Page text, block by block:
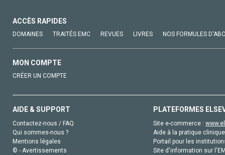
ACCÈS RAPIDES
DOMAINES TRAITÉS EMC REVUES LIVRES NOS FORMULES
MON COMPTE
CRÉER UN COMPTE
AIDE & SUPPORT
Contactez-nous / FAQ
Qui sommes-nous ?
Mentions légales
© - Avertissements
PLATEFORMES
Site e-commerce :
Aide à la pratique
Portail pour les
Site d'information sur